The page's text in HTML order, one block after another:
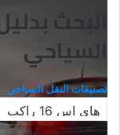
البحث
السياحي
تصنيفات النقل السياحي